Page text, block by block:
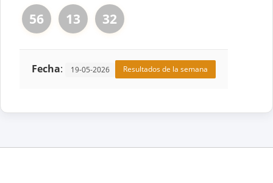
56 13 32
Fecha: 19-05-2026 Resultados de la semana